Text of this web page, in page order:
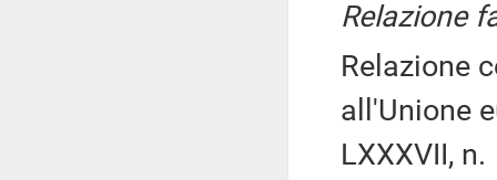
Relazione
Relazione
all'Unione
LXXXVII,